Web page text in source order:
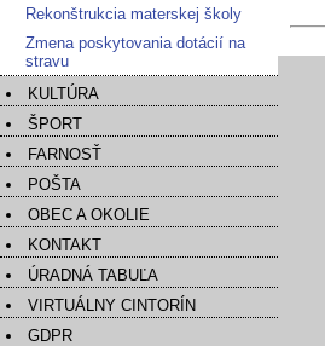
Rekonštrukcia materskej školy
Zmena poskytovania dotácií na
stravu
KULTÚRA
ŠPORT
FARNOSŤ
POŠTA
OBEC A OKOLIE
KONTAKT
ÚRADNÁ TABUĽA
VIRTUÁLNY CINTORÍN
GDPR